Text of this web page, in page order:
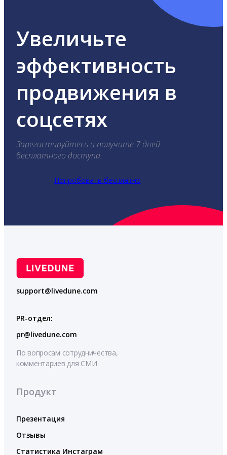
Увеличьте
эффективность
продвижения в
соцсетях
Зарегистируйтесь и получите 7 дней
бесплатного доступа.
Попробовать бесплатно
support@livedune.com
PR-отдел:
pr@livedune.com
По вопросам сотрудничества,
комментариев для СМИ
Продукт
Презентация
Отзывы
Статистика Инстаграм